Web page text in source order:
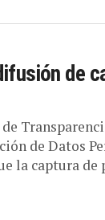
de
de Datos
la captura de